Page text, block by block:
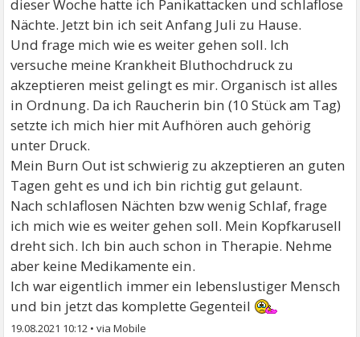
dieser Woche hatte ich Panikattacken und schlaflose
Nächte. Jetzt bin ich seit Anfang Juli zu Hause.
Und frage mich wie es weiter gehen soll. Ich
versuche meine Krankheit Bluthochdruck zu
akzeptieren meist gelingt es mir. Organisch ist alles
in Ordnung. Da ich Raucherin bin (10 Stück am Tag)
setzte ich mich hier mit Aufhören auch gehörig
unter Druck.
Mein Burn Out ist schwierig zu akzeptieren an guten
Tagen geht es und ich bin richtig gut gelaunt.
Nach schlaflosen Nächten bzw wenig Schlaf, frage
ich mich wie es weiter gehen soll. Mein Kopfkarusell
dreht sich. Ich bin auch schon in Therapie. Nehme
aber keine Medikamente ein.
Ich war eigentlich immer ein lebenslustiger Mensch
und bin jetzt das komplette Gegenteil
19.08.2021 10:12 •